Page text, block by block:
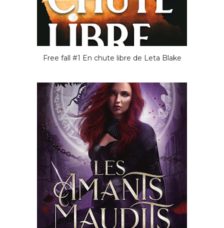
Free fall #1 En chute libre de Leta Blake